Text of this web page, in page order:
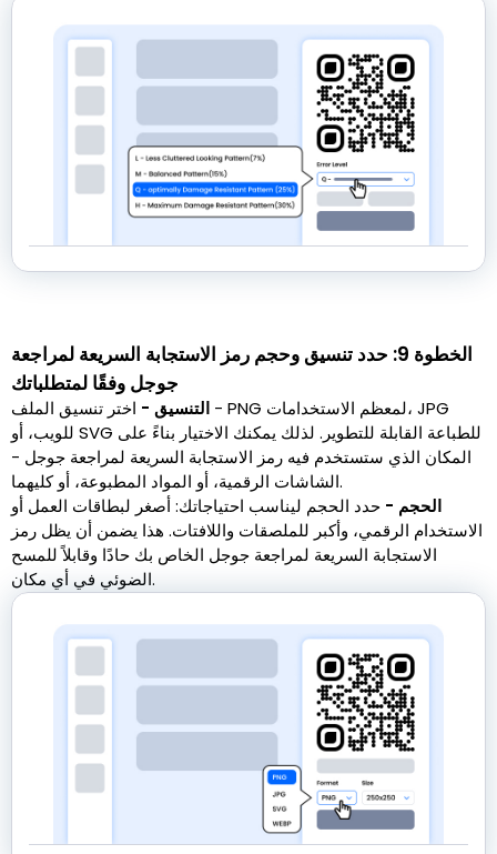
الخطوة 9: حدد تنسيق وحجم رمز الاستجابة السريعة لمراجعة
جوجل وفقًا لمتطلباتك
التنسيق - اختر تنسيق الملف - PNG لمعظم الاستخدامات، JPG
للويب، أو SVG للطباعة القابلة للتطوير. لذلك يمكنك الاختيار بناءً على
المكان الذي ستستخدم فيه رمز الاستجابة السريعة لمراجعة جوجل -
الشاشات الرقمية، أو المواد المطبوعة، أو كليهما.
الحجم - حدد الحجم ليناسب احتياجاتك: أصغر لبطاقات العمل أو
الاستخدام الرقمي، وأكبر للملصقات واللافتات. هذا يضمن أن يظل رمز
الاستجابة السريعة لمراجعة جوجل الخاص بك حادًا وقابلاً للمسح
الضوئي في أي مكان.